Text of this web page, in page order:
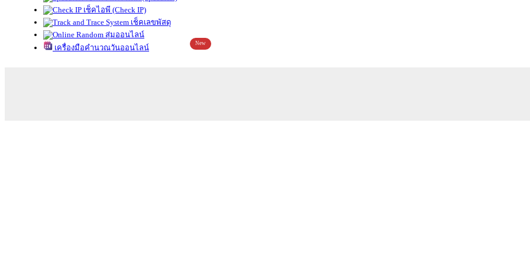
เช็คไอพี (Check IP)
เช็คเลขพัสดุ
สุ่มออนไลน์
เครื่องมือคำนวณวันออนไลน์
New